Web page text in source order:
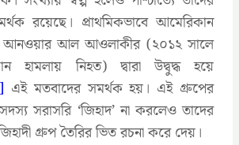
রয়েছে। প্রাথমিকভাবে আমেরিকান
আনওয়ার আল আওলাকীর (২০১২ সালে
হামলায় নিহত) দ্বারা উদ্বুদ্ধ হয়ে
এই মতবাদের সমর্থক হয়। এই গ্রুপের
সরাসরি ‘জিহাদ’ না করলেও তাদের
গ্রুপ তৈরির ভিত রচনা করে দেয়।